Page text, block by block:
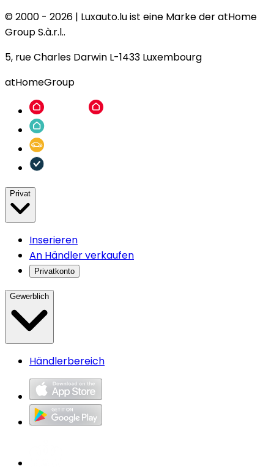
© 2000 - 2026 | Luxauto.lu ist eine Marke der atHome
Group S.à.r.l..
5, rue Charles Darwin L-1433 Luxembourg
atHomeGroup
Privat
Inserieren
An Händler verkaufen
Privatkonto
Gewerblich
Händlerbereich